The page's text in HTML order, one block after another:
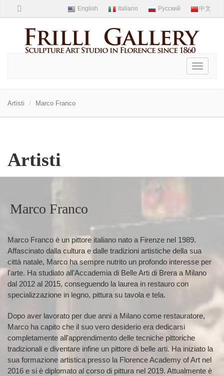
Toggle
Artisti Marco Franco
Artisti
Marco Franco
Marco Franco è un pittore italiano nato a Firenze nel 1989.
Affascinato dalla cultura e dalle tradizioni artistiche della sua
città natale, Marco ha sempre nutrito un profondo interesse per
l'arte. Ha studiato all'Accademia di Belle Arti di Brera a Milano
dal 2012 al 2015, conseguendo la laurea in restauro con
specializzazione in legno, pittura su tavola e tela.
Dopo aver lavorato per due anni a Milano come restauratore,
Marco ha capito che il suo vero desiderio era dedicarsi
completamente all'apprendimento delle tecniche pittoriche
tradizionali e diventare infine un pittore di belle arti. Ha iniziato la
sua formazione artistica presso la Florence Academy of Art nel
2016 e si è diplomato al corso di pittura nel 2019. Attualmente è